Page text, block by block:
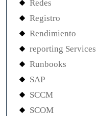
Redes
Registro
Rendimiento
reporting Services
Runbooks
SAP
SCCM
SCOM